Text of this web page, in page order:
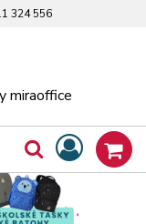
miraoffice
324 556